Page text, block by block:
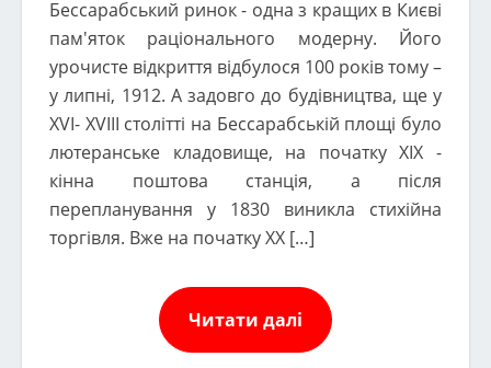
Бессарабський ринок - одна з кращих в Києві
пам'яток раціонального модерну. Його
урочисте відкриття відбулося 100 років тому –
у липні, 1912. А задовго до будівництва, ще у
XVI- XVIII столітті на Бессарабській площі було
лютеранське кладовище, на початку XIX -
кінна поштова станція, а після
перепланування у 1830 виникла стихійна
торгівля. Вже на початку XX […]
Читати далі